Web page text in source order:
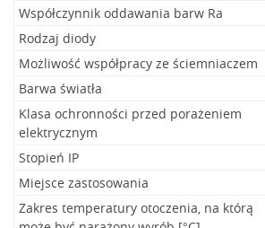
Współczynnik oddawania barw Ra
Rodzaj diody
Możliwość współpracy ze ściemniaczem
Barwa światła
Klasa ochronności przed porażeniem
elektrycznym
Stopień IP
Miejsce zastosowania
Zakres temperatury otoczenia, na którą